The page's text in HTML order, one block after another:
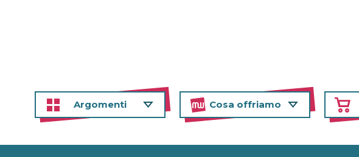
Argomenti Cosa offriamo